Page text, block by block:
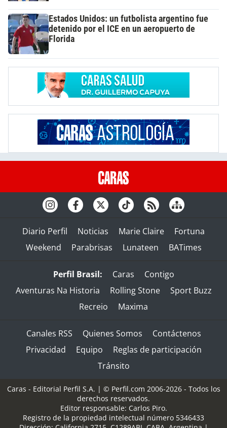
Estados Unidos: un futbolista argentino fue
detenido por el ICE en un aeropuerto de
Florida
Diario Perfil Noticias Marie Claire
Fortuna
Weekend
Parabrisas Lunateen BATimes
Perfil Brasil: Caras
Contigo
Aventuras Na Historia
Rolling Stone
Sport Buzz
Recreio
Maxima
Canales RSS Quienes Somos
Contáctenos
Privacidad
Equipo
Reglas de participación
Tránsito
Caras - Editorial Perfil S.A. | © Perfil.com 2006-2026 - Todos los
derechos reservados.
Editor responsable: Carlos Piro.
Registro de la propiedad intelectual número 5346433